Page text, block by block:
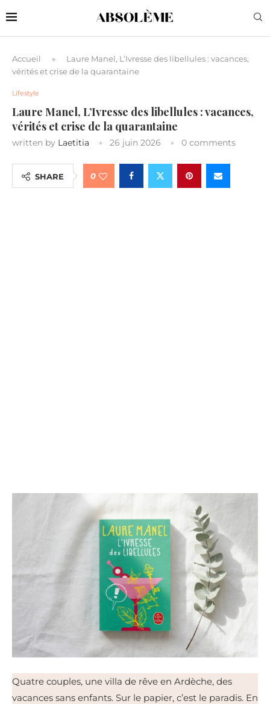
Accueil »
Laure Manel, L’Ivresse des libellules : vacances,
vérités et crise de la quarantaine
Lifestyle
Laure Manel, L’Ivresse des libellules : vacances,
vérités et crise de la quarantaine
written by Laetitia 26 juin 2026 0 comments
SHARE 0
Quatre couples, une villa de rêve en Ardèche, des
vacances sans enfants. Sur le papier, c’est le paradis. En